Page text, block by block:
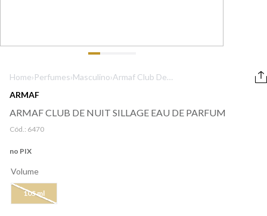
Home›Perfumes›Masculino›Armaf Club De
ARMAF
ARMAF CLUB DE NUIT SILLAGE EAU DE PARFUM
Cód.: 6470
no PIX
Volume
105 ml